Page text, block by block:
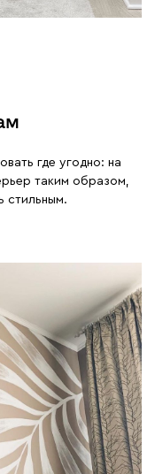
где угодно: на
таким образом,
стильным.